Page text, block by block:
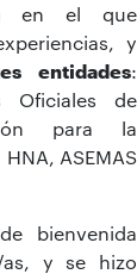
en el que
y
entidades:
Oficiales de
para la
ASEMAS
bienvenida
as, y se hizo